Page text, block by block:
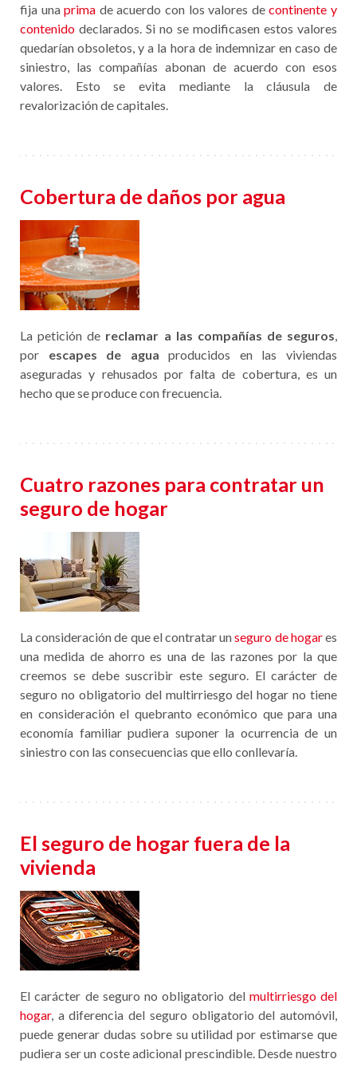
fija unaprima de acuerdo con los valores decontinente y
contenido declarados. Si no se modificasen estos valores
quedarían obsoletos, y a la hora de indemnizar en caso de
siniestro, las compañías abonan de acuerdo con esos
valores. Esto se evita mediante la cláusula de
revalorización de capitales.
Cobertura de daños por agua
La petición de reclamar a las compañías de seguros
por escapes de agua producidos en las viviendas
aseguradas y rehusados por falta de cobertura, es un
hecho que se produce con frecuencia.
Cuatro razones para contratar un
seguro de hogar
La consideración de que el contratar unseguro de hogares
una medida de ahorro es una de las razones por la que
creemos se debe suscribir este seguro. El carácter de
seguro no obligatorio del multirriesgo del hogar no tiene
en consideración el quebranto económico que para una
economía familiar pudiera suponer la ocurrencia de un
siniestro con las consecuencias que ello conllevaría.
El seguro de hogar fuera de la
vivienda
El carácter de seguro no obligatorio del multirriesgo del
hogar, a diferencia del seguro obligatorio del automóvil,
puede generar dudas sobre su utilidad por estimarse que
pudiera ser un coste adicional prescindible. Desde nuestro